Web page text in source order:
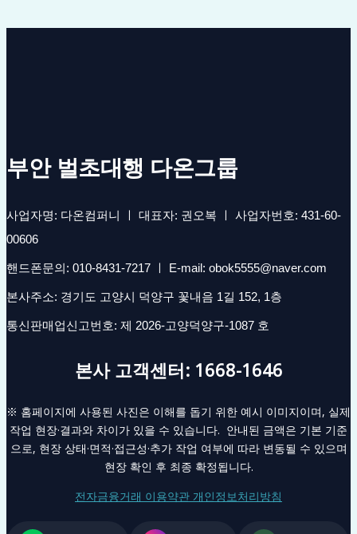
부안 벌초대행 다온그룹
사업자명: 다온컴퍼니 ㅣ 대표자: 권오복 ㅣ 사업자번호: 431-60-
00606
핸드폰문의: 010-8431-7217 ㅣ E-mail: obok5555@naver.com
본사주소: 경기도 고양시 덕양구 꽃내음 1길 152, 1층
통신판매업신고번호: 제 2026-고양덕양구-1087 호
본사 고객센터: 1668-1646
※ 홈페이지에 사용된 사진은 이해를 돕기 위한 예시 이미지이며, 실제
작업 현장·결과와 차이가 있을 수 있습니다. 안내된 금액은 기본 기준
으로, 현장 상태·면적·접근성·추가 작업 여부에 따라 변동될 수 있으며
현장 확인 후 최종 확정됩니다.
전자금융거래 이용약관 개인정보처리방침